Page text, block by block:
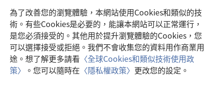
為了改善您的瀏覽體驗，本網站使用Cookies和類似的技
術。有些Cookies是必要的，能讓本網站可以正常運行，
是您必須接受的。其他用於提升瀏覽體驗的Cookies，您
可以選擇接受或拒絕。我們不會收集您的資料用作商業用
途。想了解更多請看 〈全球Cookies和類似技術使用政
策〉 。您可以隨時在 〈隱私權政策〉 更改您的設定。
設定外觀
Copyright© 2026 Watch Tower Bible and Tract Society of Pennsylvania.
使用條款 |隱私權政策| 隱私設定